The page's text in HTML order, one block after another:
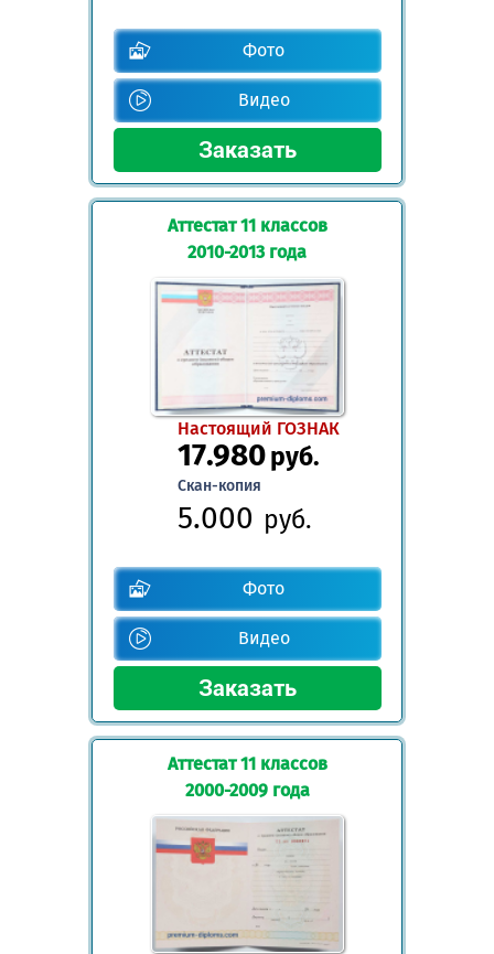
Фото
Видео
Аттестат 11 классов
2010-2013 года
Настоящий ГОЗНАК
17.980руб.
Скан-копия
5.000 руб.
Фото
Видео
Аттестат 11 классов
2000-2009 года